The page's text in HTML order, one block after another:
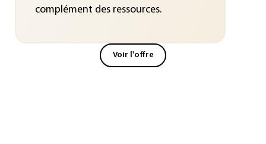
complément des ressources.
Voir l'offre